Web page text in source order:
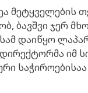
მეტყველების
ბავშვი ჯერ
დაიწყო
იმ